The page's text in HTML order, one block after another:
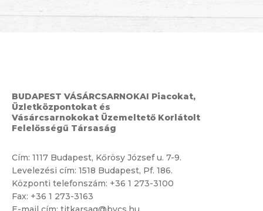
BUDAPEST VÁSÁRCSARNOKAI Piacokat,
Üzletközpontokat és
Vásárcsarnokokat Üzemeltető Korlátolt
Felelősségű Társaság
Cím: 1117 Budapest, Kőrösy József u. 7-9.
Levelezési cím: 1518 Budapest, Pf. 186.
Központi telefonszám: +36 1 273-3100
Fax: +36 1 273-3163